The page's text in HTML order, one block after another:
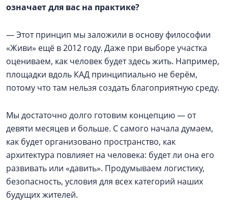
означает для вас на практике?
— Этот принцип мы заложили в основу философии
«Живи» ещё в 2012 году. Даже при выборе участка
оцениваем, как человек будет здесь жить. Например,
площадки вдоль КАД принципиально не берём,
потому что там нельзя создать благоприятную среду.
Мы достаточно долго готовим концепцию — от
девяти месяцев и больше. С самого начала думаем,
как будет организовано пространство, как
архитектура повлияет на человека: будет ли она его
развивать или «давить». Продумываем логистику,
безопасность, условия для всех категорий наших
будущих жителей.